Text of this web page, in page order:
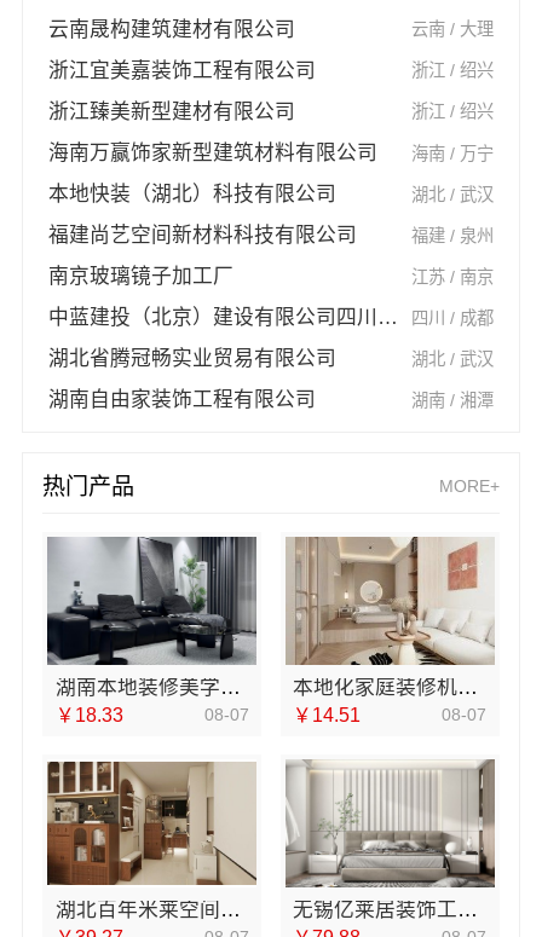
云南晟构建筑建材有限公司 云南 / 大理
浙江宜美嘉装饰工程有限公司 浙江 / 绍兴
浙江臻美新型建材有限公司 浙江 / 绍兴
海南万赢饰家新型建筑材料有限公司 海南 / 万宁
本地快装（湖北）科技有限公司 湖北 / 武汉
福建尚艺空间新材料科技有限公司 福建 / 泉州
南京玻璃镜子加工厂 江苏 / 南京
中蓝建投（北京）建设有限公司四川第一分公司 四川 / 成都
湖北省腾冠畅实业贸易有限公司 湖北 / 武汉
湖南自由家装饰工程有限公司 湖南 / 湘潭
热门产品 MORE+
湖南本地装修美学筑家建材有限公司新房装修
￥18.33 08-07
本地化家庭装修机构翻新嘉兴绿色之家建材科技有限公司
￥14.51 08-07
湖北百年米莱空间美学装饰材料有限公司荆州婚房设计装修 无锡亿莱居装饰工程材料有限公司新吴公寓装修预算